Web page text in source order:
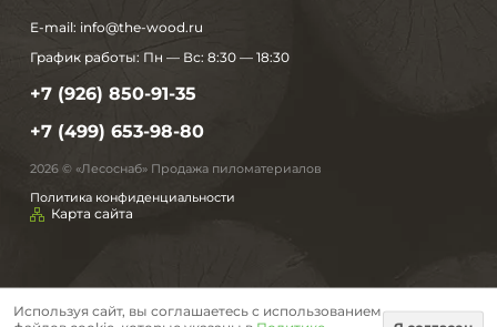
E-mail: info@the-wood.ru
График работы: Пн — Вс: 8:30 — 18:30
+7 (926) 850-91-35
+7 (499) 653-98-80
2026 © «Лесоснаб» Продажа пиломатериалов
Политика конфиденциальности
Карта сайта
Используя сайт, вы соглашаетесь с использованием